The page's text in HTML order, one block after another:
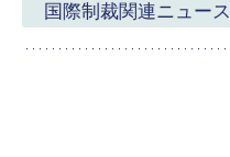
国際制裁関連ニュース